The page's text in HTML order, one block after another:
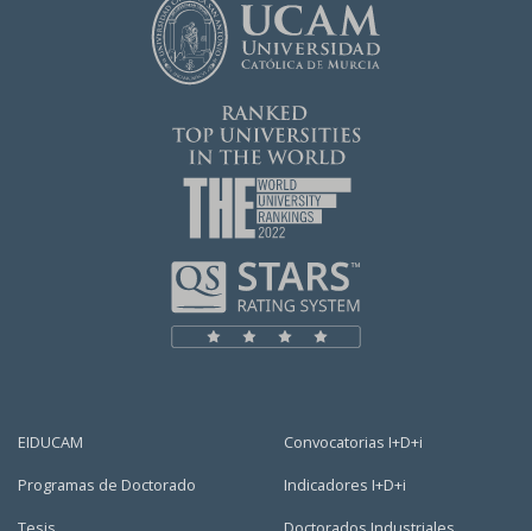
EIDUCAM
Programas de Doctorado
Convocatorias I+D+i
Indicadores I+D+i